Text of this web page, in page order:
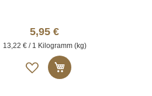
5,95 €
13,22 € / 1 Kilogramm (kg)
Auf
die
In den Warenkorb